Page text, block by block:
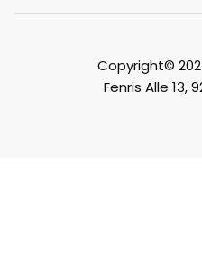
Copyright©
Fenris Alle 13,